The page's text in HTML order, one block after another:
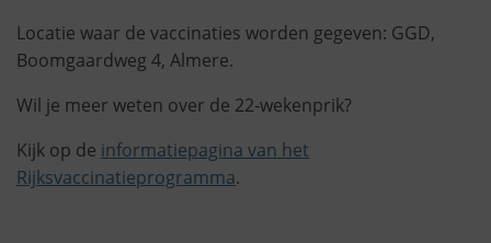
Locatie waar de vaccinaties worden gegeven: GGD,
Boomgaardweg 4, Almere.
Wil je meer weten over de 22-wekenprik?
Kijk op de informatiepagina van het
Rijksvaccinatieprogramma.